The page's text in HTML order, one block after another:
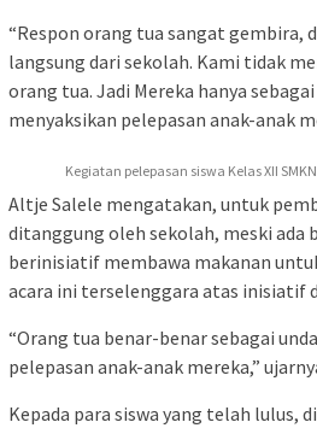
“Respon orang tua sangat gembira,
langsung dari sekolah. Kami tidak
orang tua. Jadi Mereka hanya
menyaksikan pelepasan anak-anak
Kegiatan pelepasan siswa Kelas XII
Altje Salele mengatakan, untuk
ditanggung oleh sekolah, meski ada
berinisiatif membawa makanan
acara ini terselenggara atas inisiatif
“Orang tua benar-benar sebagai
pelepasan anak-anak mereka,”
Kepada para siswa yang telah lulus,